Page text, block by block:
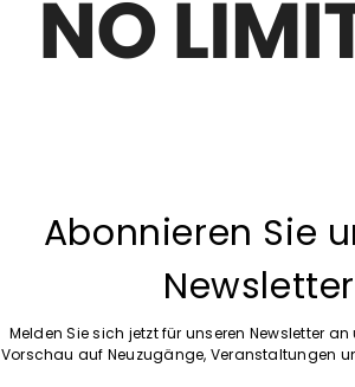
Abonnieren Sie
Newsletter
Melden Sie sich jetzt für unseren Newsletter
Vorschau auf Neuzugänge, Veranstaltungen